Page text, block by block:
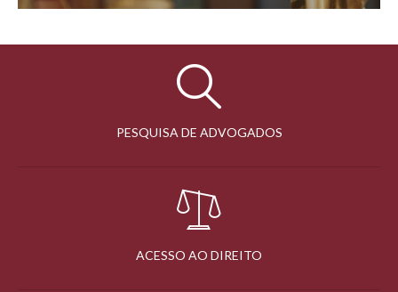
PESQUISA DE ADVOGADOS
ACESSO AO DIREITO